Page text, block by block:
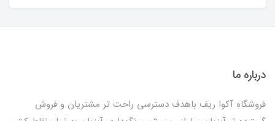
درباره ما
فروشگاه آکوا ریف باهدف دسترسی راحت تر مشتریان و فروش